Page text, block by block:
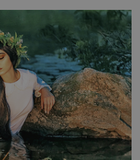
zhodnotí švadlena
vás, podívejte.“